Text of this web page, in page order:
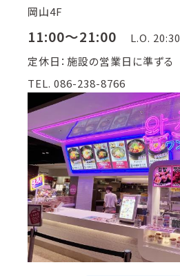
岡山4F
11:00～21:00
L.O. 20:30
定休日：施設の営業日に準ずる
TEL. 086-238-8766